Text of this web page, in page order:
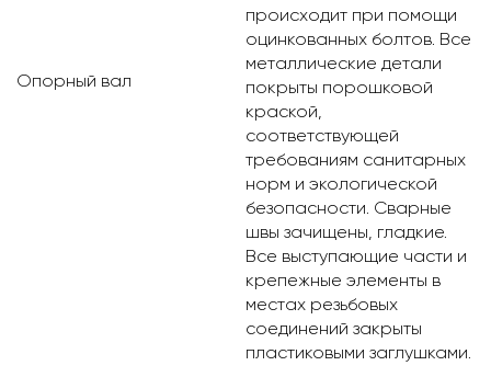
Опорный вал
происходит при помощи
оцинкованных болтов. Все
металлические детали
покрыты порошковой
краской,
соответствующей
требованиям санитарных
норм и экологической
безопасности. Сварные
швы зачищены, гладкие.
Все выступающие части и
крепежные элементы в
местах резьбовых
соединений закрыты
пластиковыми заглушками.